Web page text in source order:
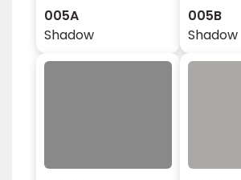
005A
Shadow
005B
Shadow